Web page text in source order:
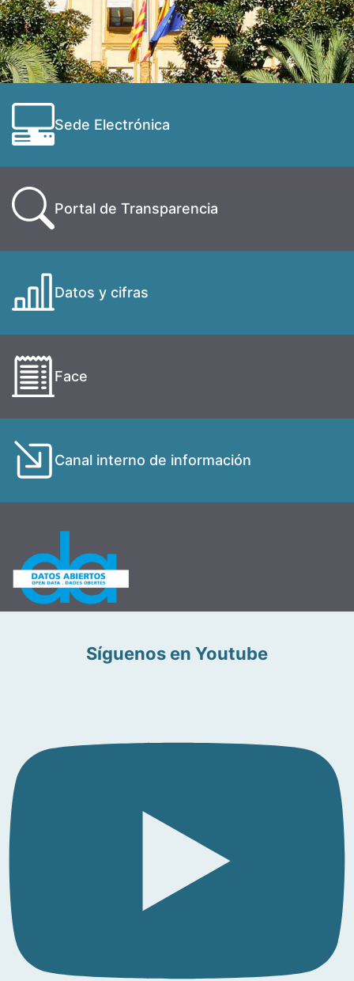
Sede Electrónica
Portal de Transparencia
Datos y cifras
Face
Canal interno de información
Síguenos en Youtube